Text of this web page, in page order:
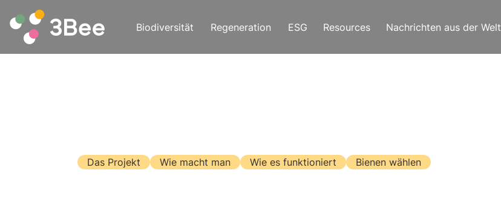
Biodiversität Regeneration ESG Resources Nachrichten aus der Welt
Das Projekt Wie macht man Wie es funktioniert Bienen wählen